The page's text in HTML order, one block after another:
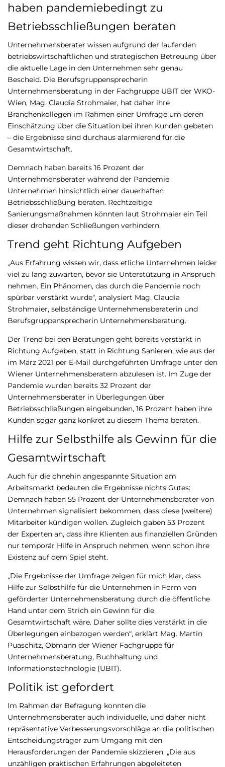
haben pandemiebedingt zu
Betriebsschließungen beraten
Unternehmensberater wissen aufgrund der laufenden
betriebswirtschaftlichen und strategischen Betreuung über
die aktuelle Lage in den Unternehmen sehr genau
Bescheid. Die Berufsgruppensprecherin
Unternehmensberatung in der Fachgruppe UBIT der WKO-
Wien, Mag. Claudia Strohmaier, hat daher ihre
Branchenkollegen im Rahmen einer Umfrage um deren
Einschätzung über die Situation bei ihren Kunden gebeten
– die Ergebnisse sind durchaus alarmierend für die
Gesamtwirtschaft.
Demnach haben bereits 16 Prozent der
Unternehmensberater während der Pandemie
Unternehmen hinsichtlich einer dauerhaften
Betriebsschließung beraten. Rechtzeitige
Sanierungsmaßnahmen könnten laut Strohmaier ein Teil
dieser drohenden Schließungen verhindern.
Trend geht Richtung Aufgeben
„Aus Erfahrung wissen wir, dass etliche Unternehmen leider
viel zu lang zuwarten, bevor sie Unterstützung in Anspruch
nehmen. Ein Phänomen, das durch die Pandemie noch
spürbar verstärkt wurde“, analysiert Mag. Claudia
Strohmaier, selbständige Unternehmensberaterin und
Berufsgruppensprecherin Unternehmensberatung.
Der Trend bei den Beratungen geht bereits verstärkt in
Richtung Aufgeben, statt in Richtung Sanieren, wie aus der
im März 2021 per E-Mail durchgeführten Umfrage unter den
Wiener Unternehmensberatern abzulesen ist. Im Zuge der
Pandemie wurden bereits 32 Prozent der
Unternehmensberater in Überlegungen über
Betriebsschließungen eingebunden, 16 Prozent haben ihre
Kunden sogar ganz konkret zu diesem Thema beraten.
Hilfe zur Selbsthilfe als Gewinn für die
Gesamtwirtschaft
Auch für die ohnehin angespannte Situation am
Arbeitsmarkt bedeuten die Ergebnisse nichts Gutes:
Demnach haben 55 Prozent der Unternehmensberater von
Unternehmen signalisiert bekommen, dass diese (weitere)
Mitarbeiter kündigen wollen. Zugleich gaben 53 Prozent
der Experten an, dass ihre Klienten aus finanziellen Gründen
nur temporär Hilfe in Anspruch nehmen, wenn schon ihre
Existenz auf dem Spiel steht.
„Die Ergebnisse der Umfrage zeigen für mich klar, dass
Hilfe zur Selbsthilfe für die Unternehmen in Form von
geförderter Unternehmensberatung durch die öffentliche
Hand unter dem Strich ein Gewinn für die
Gesamtwirtschaft wäre. Daher sollte dies verstärkt in die
Überlegungen einbezogen werden“, erklärt Mag. Martin
Puaschitz, Obmann der Wiener Fachgruppe für
Unternehmensberatung, Buchhaltung und
Informationstechnologie (UBIT).
Politik ist gefordert
Im Rahmen der Befragung konnten die
Unternehmensberater auch individuelle, und daher nicht
repräsentative Verbesserungsvorschläge an die politischen
Entscheidungsträger zum Umgang mit den
Herausforderungen der Pandemie skizzieren. „Die aus
unzähligen praktischen Erfahrungen abgeleiteten